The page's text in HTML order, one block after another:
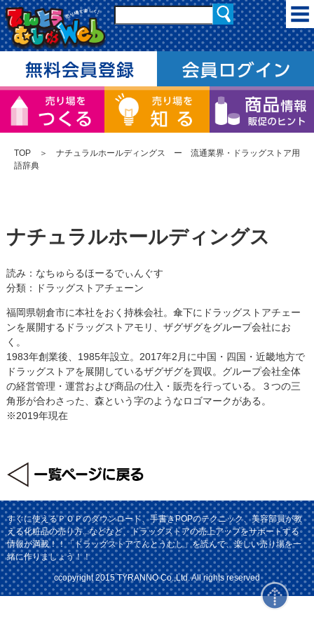
TOP ＞ ナチュラルホールディングス ー 流通業界・ドラッグストア用
語辞典
ナチュラルホールディングス
読み：なちゅらるほーるでぃんぐす
分類：ドラッグストアチェーン
福岡県朝倉市に本社をおく持株会社。傘下にドラッグストアチェー
ンを展開するドラッグストアモリ、ザグザグをグループ会社にお
く。
1983年創業後、1985年設立。2017年2月に中国・四国・近畿地方で
ドラッグストアを展開しているザグザグを買収。グループ会社全体
の経営管理・運営および商品の仕入・販売を行っている。３つの三
角形が合わさった、森という字のようなロゴマークがある。
※2019年現在
すぐに使えるＰＯＰのダウンロード、手書きPOPのテクニック、美容部員が教
える化粧品の売り方...などなど、ドラッグストアの売上アップをサポートする
情報が満載！！「ドラッグストアてんとうむし」を読んで、楽しい売り場を一
緒に作りましょう！！
ccopyright 2015 TYRANNO Co.,Ltd. All rights reserved